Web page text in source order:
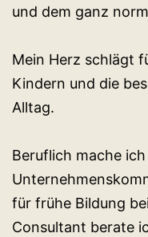
und dem ganz
Mein Herz schlägt
Kindern und die
Alltag.
Beruflich mache ich
für frühe Bildung
Consultant berate